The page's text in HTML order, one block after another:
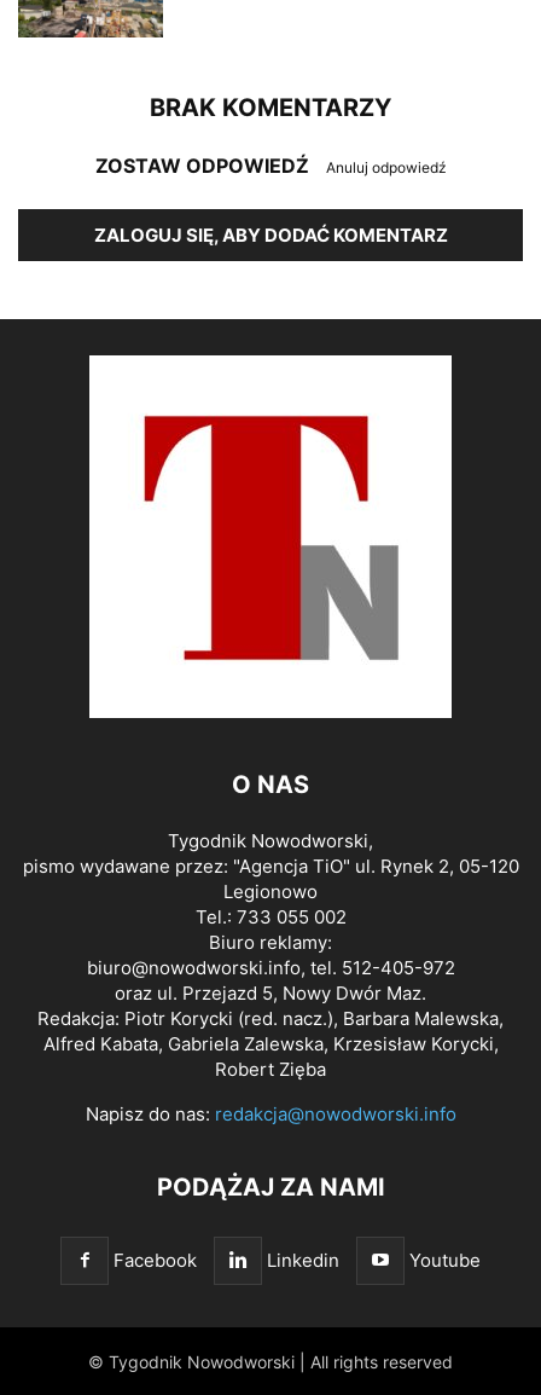
BRAK KOMENTARZY
ZOSTAW ODPOWIEDŹ Anuluj odpowiedź
ZALOGUJ SIĘ, ABY DODAĆ KOMENTARZ
O NAS
Tygodnik Nowodworski,
pismo wydawane przez: "Agencja TiO" ul. Rynek 2, 05-120
Legionowo
Tel.: 733 055 002
Biuro reklamy:
biuro@nowodworski.info, tel. 512-405-972
oraz ul. Przejazd 5, Nowy Dwór Maz.
Redakcja: Piotr Korycki (red. nacz.), Barbara Malewska,
Alfred Kabata, Gabriela Zalewska, Krzesisław Korycki,
Robert Zięba
Napisz do nas: redakcja@nowodworski.info
PODĄŻAJ ZA NAMI
Facebook Linkedin Youtube
© Tygodnik Nowodworski | All rights reserved